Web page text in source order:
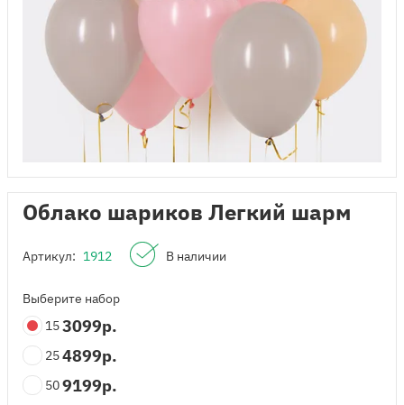
Облако шариков Легкий шарм
Артикул: 1912 В наличии
Выберите набор
153099р.
254899р.
509199р.